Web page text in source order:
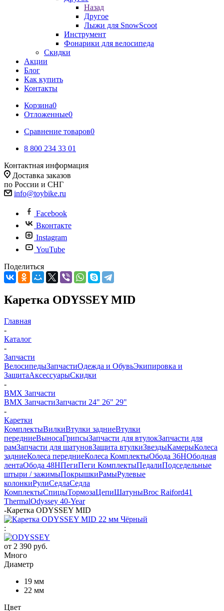
Назад
Другое
Лыжи для SnowScoot
Инструмент
Фонарики для велосипеда
Скидки
Акции
Блог
Как купить
Контакты
Корзина0
Отложенные0
Сравнение товаров0
8 800 234 33 01
Контактная информация
Доставка заказов
по России и СНГ
info@toybike.ru
Facebook
Вконтакте
Instagram
YouTube
Поделиться
Каретка ODYSSEY MID
Главная
-
Каталог
-
Запчасти
ВелосипедыЗапчастиОдежда и ОбувьЭкипировка и
ЗащитаАксессуарыСкидки
-
BMX Запчасти
BMX ЗапчастиЗапчасти 24" 26" 29"
-
Каретки
КомплектыВилкиВтулки задниеВтулки
передниеВыносаГрипсыЗапчасти для втулокЗапчасти для
рамЗапчасти для шатуновЗащита втулкиЗвездыКамерыКолеса
задниеКолеса передниеКолеса КомплектыОбода 36HОбодная
лентаОбода 48HПегиПеги КомплектыПедалиПодседельные
штыри / зажимыПокрышкиРамыРулевые
колонкиРулиСедлаСедла
КомплектыСпицыТормозаЦепиШатуныBroc Raiford41
ThermalOdyssey 40-Year
-Каретка ODYSSEY MID
:
от 2 390 руб.
Много
Диаметр
19 мм
22 мм
Цвет